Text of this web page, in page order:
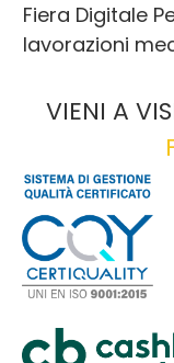
Fiera Digitale
lavorazioni
VIENI A